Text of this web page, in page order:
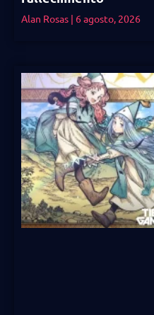
Alan Rosas 6 agosto, 2026